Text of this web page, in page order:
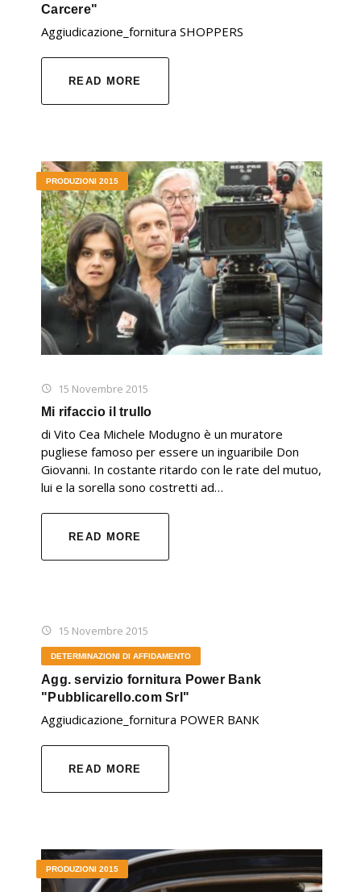
Carcere"
Aggiudicazione_fornitura SHOPPERS
READ MORE
15 Novembre 2015
PRODUZIONI 2015
Mi rifaccio il trullo
di Vito Cea Michele Modugno è un muratore
pugliese famoso per essere un inguaribile Don
Giovanni. In costante ritardo con le rate del mutuo,
lui e la sorella sono costretti ad…
READ MORE
15 Novembre 2015
DETERMINAZIONI DI AFFIDAMENTO
Agg. servizio fornitura Power Bank
"Pubblicarello.com Srl"
Aggiudicazione_fornitura POWER BANK
READ MORE
PRODUZIONI 2015